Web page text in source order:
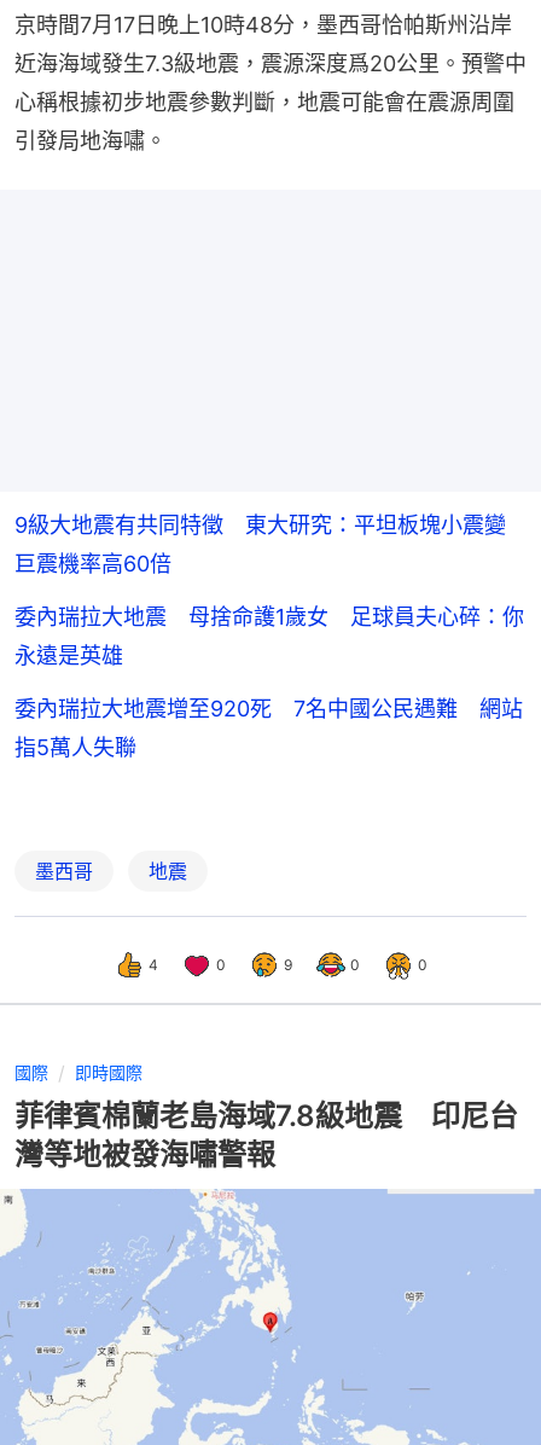
京時間7月17日晚上10時48分，墨西哥恰帕斯州沿岸
近海海域發生7.3級地震，震源深度爲20公里。預警中
心稱根據初步地震參數判斷，地震可能會在震源周圍
引發局地海嘯。
9級大地震有共同特徵 東大研究：平坦板塊小震變
巨震機率高60倍
委內瑞拉大地震 母捨命護1歲女 足球員夫心碎：你
永遠是英雄
委內瑞拉大地震增至920死 7名中國公民遇難 網站
指5萬人失聯
墨西哥 地震
4 0 9 0 0
國際 即時國際
菲律賓棉蘭老島海域7.8級地震 印尼台
灣等地被發海嘯警報